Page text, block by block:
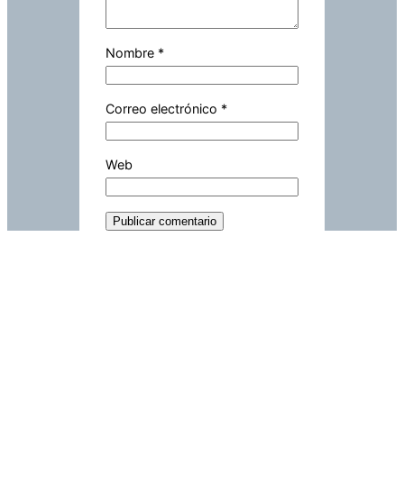
Nombre *
Correo electrónico *
Web